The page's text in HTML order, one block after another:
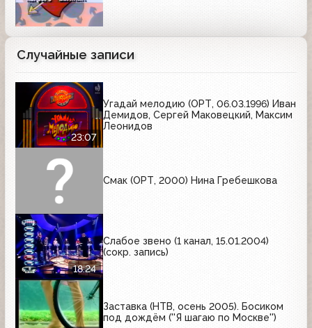
Случайные записи
23:07
Угадай мелодию (ОРТ, 06.03.1996) Иван
Демидов, Сергей Маковецкий, Максим
Леонидов
Смак (ОРТ, 2000) Нина Гребешкова
18:24
Слабое звено (1 канал, 15.01.2004)
(сокр. запись)
Заставка (НТВ, осень 2005). Босиком
под дождём (''Я шагаю по Москве'')